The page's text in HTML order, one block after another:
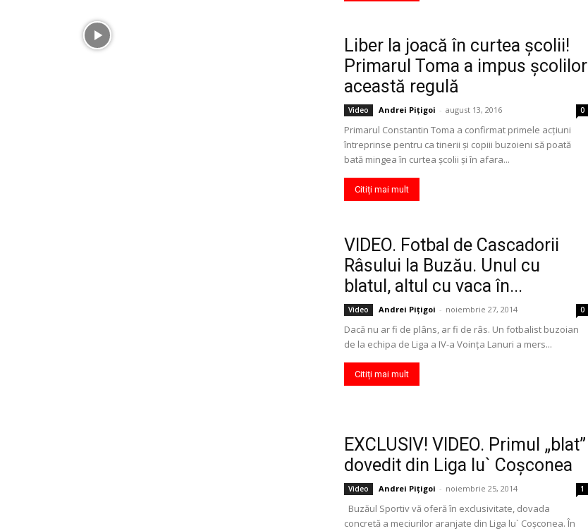
Liber la joacă în curtea şcolii!
Primarul Toma a impus școlilor
această regulă
Video Andrei Pițigoi - august 13, 2016 0
Primarul Constantin Toma a confirmat primele acţiuni
întreprinse pentru ca tinerii şi copiii buzoieni să poată
bată mingea în curtea şcolii și în afara...
Citiți mai mult
VIDEO. Fotbal de Cascadorii
Râsului la Buzău. Unul cu
blatul, altul cu vaca în...
Video Andrei Pițigoi - noiembrie 27, 2014 0
Dacă nu ar fi de plâns, ar fi de râs. Un fotbalist buzoian
de la echipa de Liga a IV-a Voința Lanuri a mers...
Citiți mai mult
EXCLUSIV! VIDEO. Primul „blat”
dovedit din Liga lu` Coşconea
Video Andrei Pițigoi - noiembrie 25, 2014 1
Buzăul Sportiv vă oferă în exclusivitate, dovada
concretă a meciurilor aranjate din Liga lu` Coşconea. În